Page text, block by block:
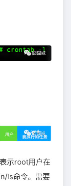
示root用户在
ls命令。需要